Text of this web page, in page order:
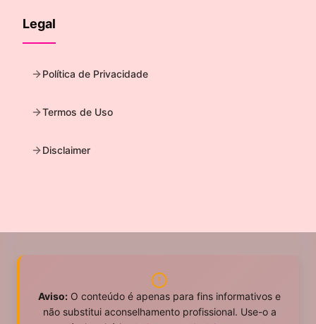
Legal
Política de Privacidade
Termos de Uso
Disclaimer
Aviso: O conteúdo é apenas para fins informativos e
não substitui aconselhamento profissional. Use-o a